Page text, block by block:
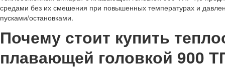
средами без их смешения при повышенных температурах и
пусками/остановками.
Почему стоит купить
плавающей головкой 900